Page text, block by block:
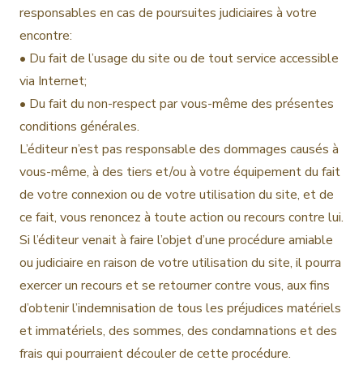
responsables en cas de poursuites judiciaires à votre
encontre:
• Du fait de l’usage du site ou de tout service accessible
via Internet;
• Du fait du non-respect par vous-même des présentes
conditions générales.
L’éditeur n’est pas responsable des dommages causés à
vous-même, à des tiers et/ou à votre équipement du fait
de votre connexion ou de votre utilisation du site, et de
ce fait, vous renoncez à toute action ou recours contre lui.
Si l’éditeur venait à faire l’objet d’une procédure amiable
ou judiciaire en raison de votre utilisation du site, il pourra
exercer un recours et se retourner contre vous, aux fins
d’obtenir l’indemnisation de tous les préjudices matériels
et immatériels, des sommes, des condamnations et des
frais qui pourraient découler de cette procédure.